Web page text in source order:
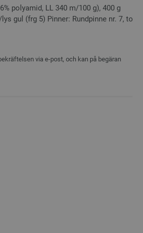
polyamid, LL 340 m/100 g), 400 g
gul (frg 5) Pinner: Rundpinne nr. 7, to
via e-post, och kan på begäran